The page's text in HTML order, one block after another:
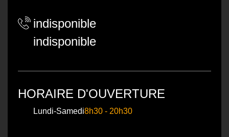
indisponible
indisponible
HORAIRE D'OUVERTURE
Lundi-Samedi8h30 - 20h30